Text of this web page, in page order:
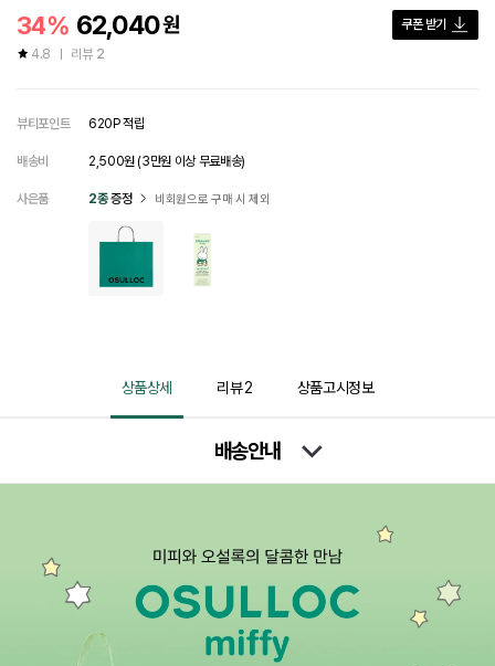
34% 62,040원
쿠폰 받기
4.8
리뷰 2
뷰티포인트 620P 적립
배송비 2,500원 (3만원 이상 무료배송)
사은품 2종증정 비회원으로 구매 시 제외
상품상세 리뷰2 상품고시정보
배송안내